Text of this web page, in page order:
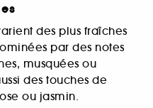
des plus fraîches
par des notes
musquées ou
des touches de
ou jasmin.